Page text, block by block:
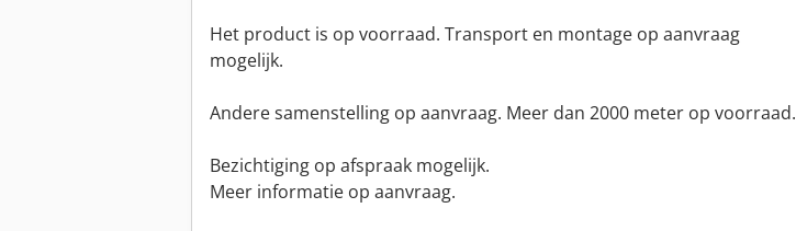
Het product is op voorraad. Transport en montage op aanvraag
mogelijk.
Andere samenstelling op aanvraag. Meer dan 2000 meter op voorraad.
Bezichtiging op afspraak mogelijk.
Meer informatie op aanvraag.